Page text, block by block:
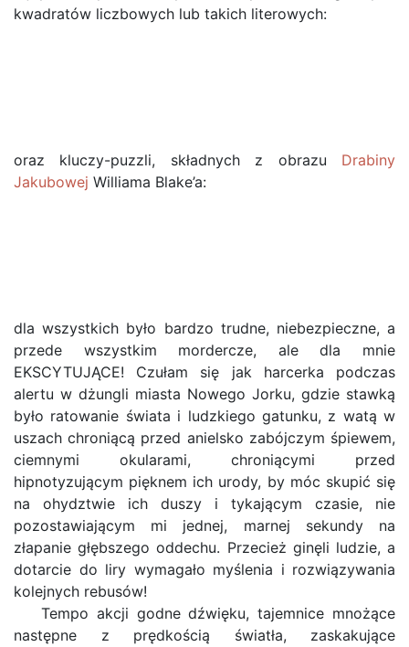
kwadratów liczbowych lub takich literowych:
oraz kluczy-puzzli, składnych z obrazu Drabiny
Jakubowej Williama Blake’a:
dla wszystkich było bardzo trudne, niebezpieczne, a
przede wszystkim mordercze, ale dla mnie
EKSCYTUJĄCE! Czułam się jak harcerka podczas
alertu w dżungli miasta Nowego Jorku, gdzie stawką
było ratowanie świata i ludzkiego gatunku, z watą w
uszach chroniącą przed anielsko zabójczym śpiewem,
ciemnymi okularami, chroniącymi przed
hipnotyzującym pięknem ich urody, by móc skupić się
na ohydztwie ich duszy i tykającym czasie, nie
pozostawiającym mi jednej, marnej sekundy na
złapanie głębszego oddechu. Przecież ginęli ludzie, a
dotarcie do liry wymagało myślenia i rozwiązywania
kolejnych rebusów!
Tempo akcji godne dźwięku, tajemnice mnożące
następne z prędkością światła, zaskakujące